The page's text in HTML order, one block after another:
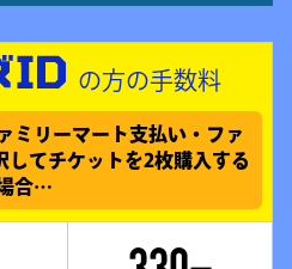
の方の手数料
ミリーマート支払い・ファ
してチケットを2枚購入する
合…